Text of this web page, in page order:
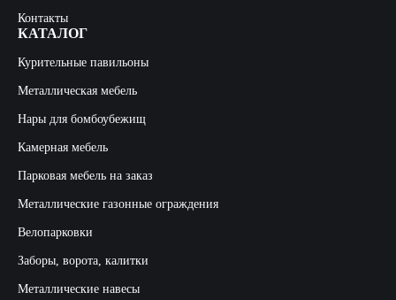
Контакты
КАТАЛОГ
Курительные павильоны
Металлическая мебель
Нары для бомбоубежищ
Камерная мебель
Парковая мебель на заказ
Металлические газонные ограждения
Велопарковки
Заборы, ворота, калитки
Металлические навесы